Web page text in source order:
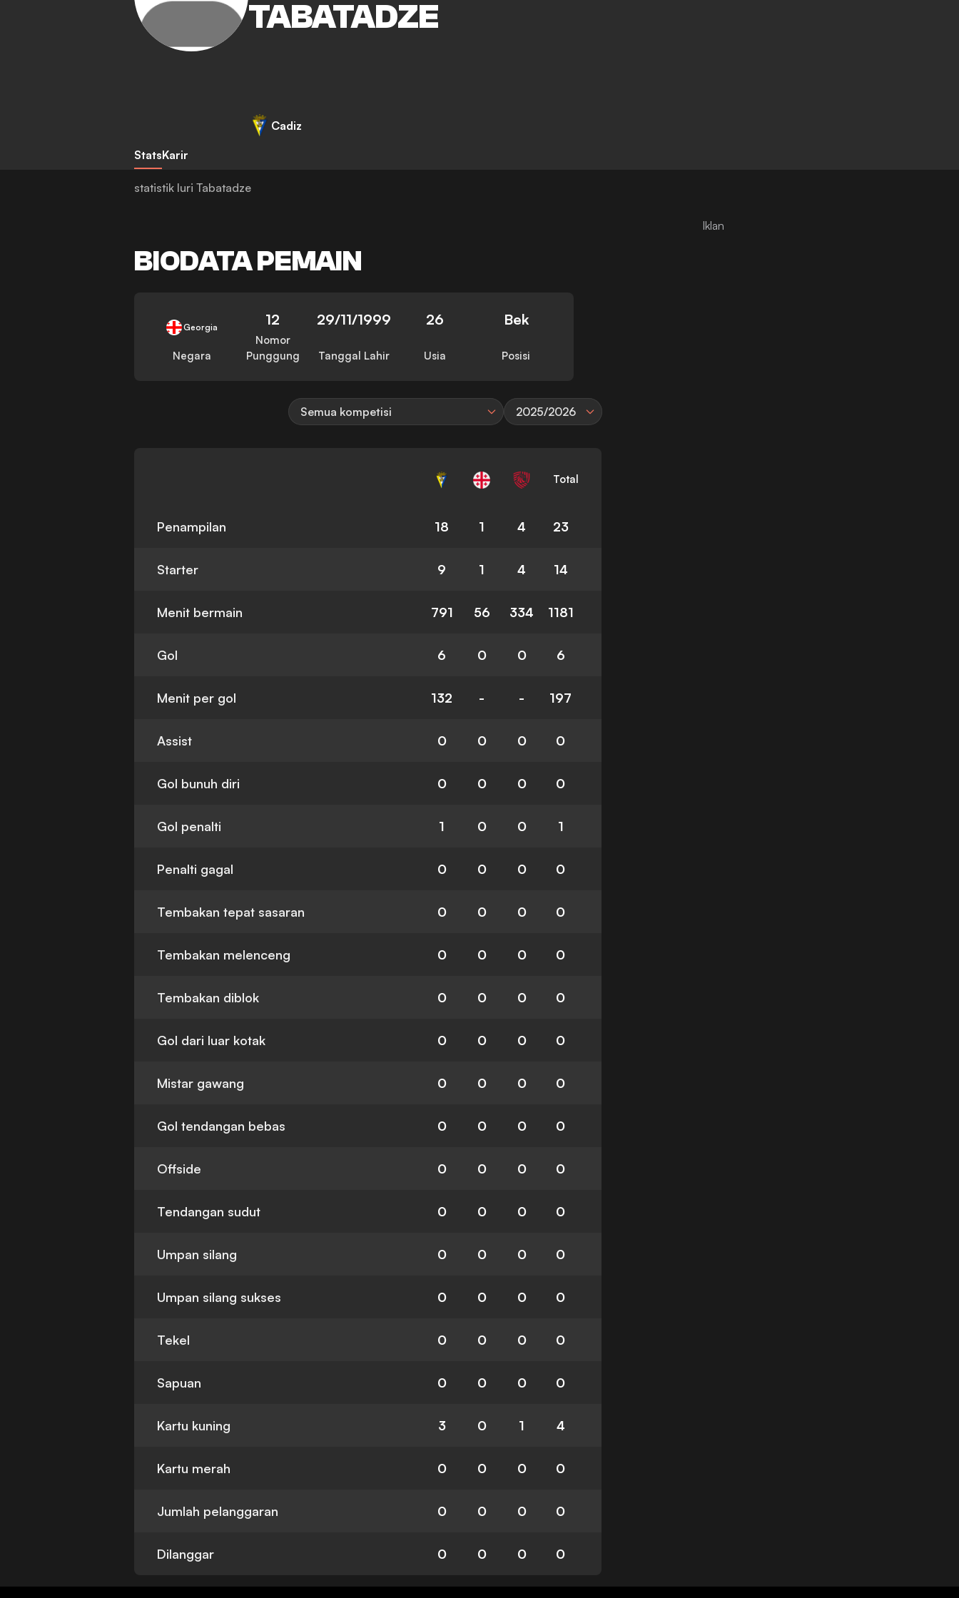
TABATADZE
Cadiz
StatsKarir
statistik Iuri Tabatadze
BIODATA PEMAIN
Georgia
Negara
12
Nomor
Punggung
29/11/1999
Tanggal Lahir
26
Usia
Bek
Posisi
Semua kompetisi 2025/2026
Total
Penampilan 18 1 4 23
Starter 9 1 4 14
Menit bermain 791 56 334 1181
Gol 6 0 0 6
Menit per gol 132 - - 197
Assist 0 0 0 0
Gol bunuh diri 0 0 0 0
Gol penalti 1 0 0 1
Penalti gagal 0 0 0 0
Tembakan tepat sasaran 0 0 0 0
Tembakan melenceng 0 0 0 0
Tembakan diblok 0 0 0 0
Gol dari luar kotak 0 0 0 0
Mistar gawang 0 0 0 0
Gol tendangan bebas 0 0 0 0
Offside 0 0 0 0
Tendangan sudut 0 0 0 0
Umpan silang 0 0 0 0
Umpan silang sukses 0 0 0 0
Tekel 0 0 0 0
Sapuan 0 0 0 0
Kartu kuning 3 0 1 4
Kartu merah 0 0 0 0
Jumlah pelanggaran 0 0 0 0
Dilanggar 0 0 0 0